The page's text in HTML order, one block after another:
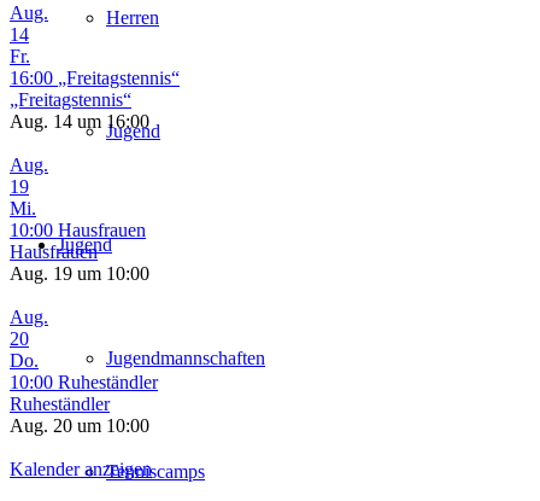
Herren
Jugend
Jugend
Jugendmannschaften
Tenniscamps
Aug.
14
Fr.
16:00 „Freitagstennis“
„Freitagstennis“
Aug. 14 um 16:00
Aug.
19
Mi.
10:00 Hausfrauen
Hausfrauen
Aug. 19 um 10:00
Aug.
20
Do.
10:00 Ruheständler
Ruheständler
Aug. 20 um 10:00
Kalender anzeigen